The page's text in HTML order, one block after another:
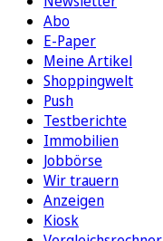
Abo
E-Paper
Meine Artikel
Shoppingwelt
Push
Testberichte
Immobilien
Jobbörse
Wir trauern
Anzeigen
Kiosk